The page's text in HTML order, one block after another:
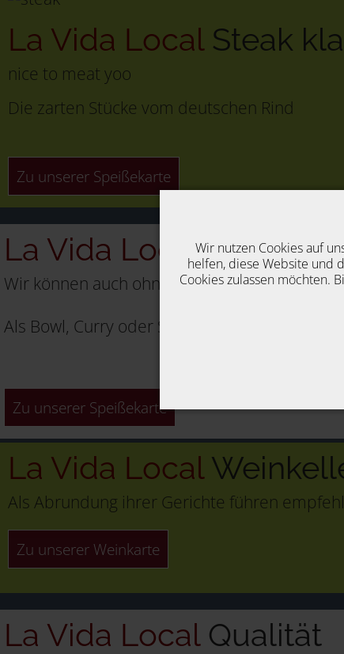
La Vida Local Steak
nice to meat yoo
Die zarten Stücke vom deutschen Rind
Zu unserer Speißekarte
La Vida LocalVegan
Wir können auch ohne Fleisch.
Als Bowl, Curry oder Salat, alles ist möglich.
Zu unserer Speißekarte
La Vida Local
Als Abrundung ihrer Gerichte führen
Zu unserer Weinkarte
La Vida LocalQualität
Wir nutzen Cookies auf
helfen, diese Website und
Cookies zulassen möchten.